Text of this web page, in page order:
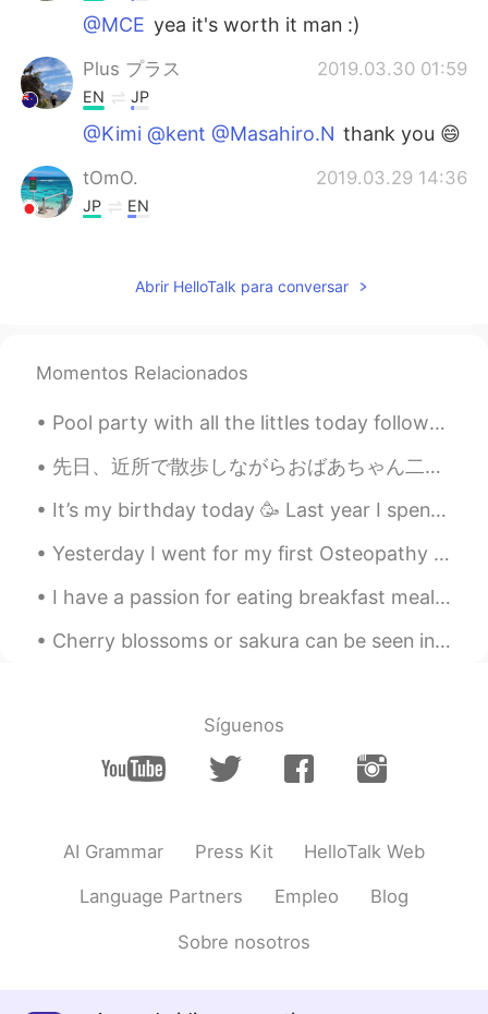
@MCE yea it's worth it man :)
Plus プラス 2019.03.30 01:59
EN JP
@Kimi @kent @Masahiro.N thank you 😄
tOmO. 2019.03.29 14:36
JP EN
海と山が本当にキレイですね！
Masahiro.N 2019.03.29 09:16
この今年の夏に従弟と旅した
今年の夏に従弟と旅した
僕の一番ところお薦め はMilford
Soundsです
Soundsです
バンで旅行
釣りしたり さふ波乗りしたい
MCE 2019.03.29 08:59
here next year.
Abrir HelloTalk para conversar
Momentos Relacionados
Pool party with all the littles today followed by baby snuggles 🥰 These kid's wear me out, but t...
先日、近所で散歩しながらおばあちゃん二人を見つけました。(おばあちゃんって言うは大丈夫？) 目を合わせたらおばあちゃんたちは"こんにちは"って挨拶しました。だから嬉しいでした。 出身のお化け屋...
It’s my birthday today 🥳 Last year I spend my birthday in Japan, seeing the autumn leaves and go...
Yesterday I went for my first Osteopathy session. It went really well but unfortunately i had to ...
I have a passion for eating breakfast meals at lunchtime. 🍳 Lunchtime is the best time for brea...
Cherry blossoms or sakura can be seen in the spring time in Japan. Every year around February, yo...
Síguenos
AI Grammar Press Kit HelloTalk Web
Language Partners Empleo Blog
Sobre nosotros